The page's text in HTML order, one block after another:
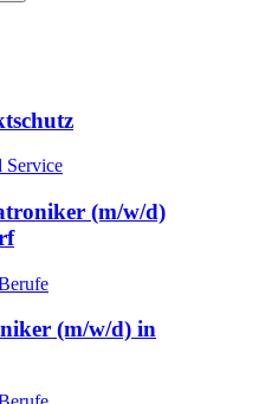
Service
(m/w/d)
(m/w/d) in